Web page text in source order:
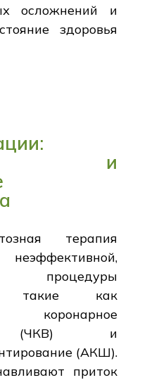
осложнений и
здоровья
и
терапия
процедуры
такие как
(ЧКВ) и
(АКШ).
приток